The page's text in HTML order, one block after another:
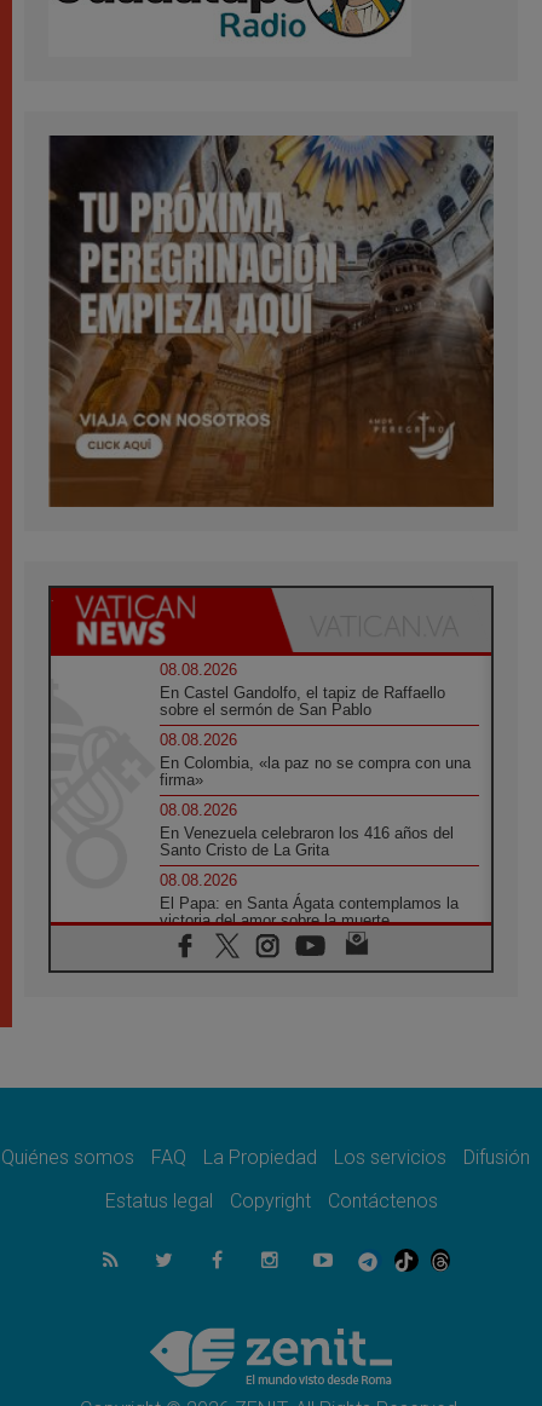
08.08.2026
En Castel Gandolfo, el tapiz de Raffaello
sobre el sermón de San Pablo
08.08.2026
En Colombia, «la paz no se compra con una
firma»
08.08.2026
En Venezuela celebraron los 416 años del
Santo Cristo de La Grita
08.08.2026
El Papa: en Santa Ágata contemplamos la
victoria del amor sobre la muerte
08.08.2026
León XIV visitará el Santuario de la Madre
07.08.2026
07.08.2026
el compromiso del cristiano"
La matanza de niños en Gaza no cesa: 300
muertos en 300 días
Tagle: La guerra desfigura el mundo, solo la
revelación de Dios lo transfigura
Quiénes somos FAQ La Propiedad Los servicios
Difusión
Estatus legal
Copyright Contáctenos